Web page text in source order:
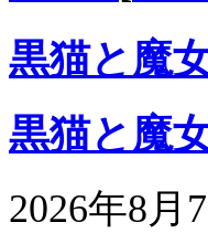
黒猫と魔
黒猫と魔
2026年8月